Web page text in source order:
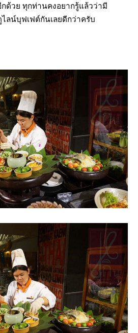
ด้วย ทุกท่านคงอยากรู้แล้วว่ามี
ไลน์บุฟเฟต์กันเลยดีกว่าครับ